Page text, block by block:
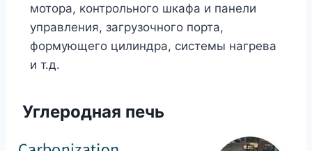
мотора, контрольного шкафа и панели
управления, загрузочного порта,
формующего цилиндра, системы нагрева
и т.д.
Углеродная печь